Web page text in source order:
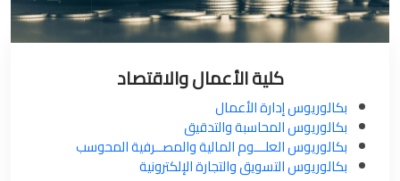
كلية الأعمال والاقتصاد
بكالوريوس إدارة الأعمال
بكالوريوس المحاسبة والتدقيق
بكالوريوس العلـــوم المالية والمصــرفية المحوسب
بكالوريوس التسويق والتجارة الإلكترونية